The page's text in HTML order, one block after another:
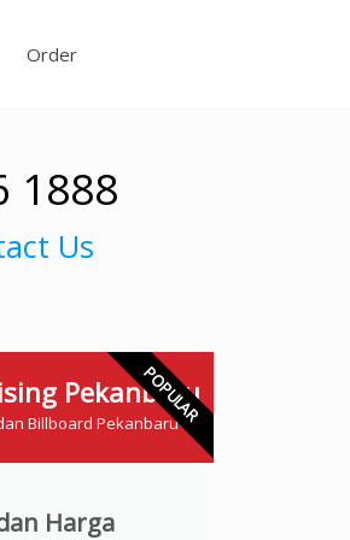
Order
1888
Us
Pekanbaru
Billboard Pekanbaru
Harga
POPULAR